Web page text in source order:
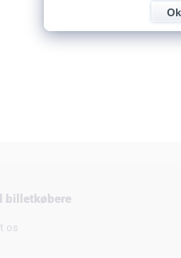
Ok
billetkøbere
os